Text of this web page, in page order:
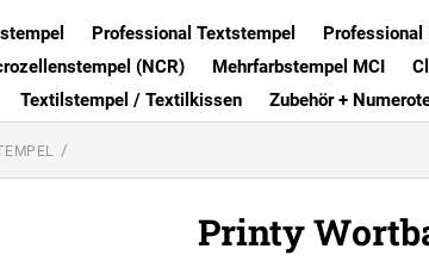
Professional Textstempel Professional
(NCR) Mehrfarbstempel MCI
Textilstempel / Textilkissen
Zubehör +
Printy